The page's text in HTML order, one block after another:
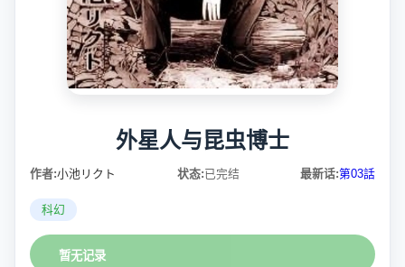
外星人与昆虫博士
作者:小池リクト 状态:已完结 最新话:第03話
科幻
暂无记录